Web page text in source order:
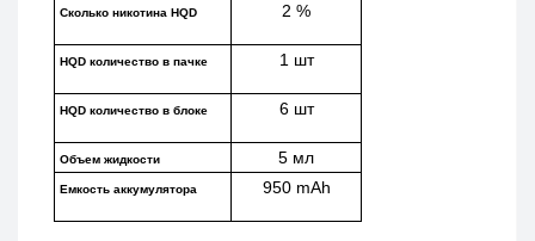
Сколько никотина HQD 2 %
HQD количество в пачке 1 шт
HQD количество в блоке 6 шт
Объем жидкости 5 мл
Емкость аккумулятора 950 mAh